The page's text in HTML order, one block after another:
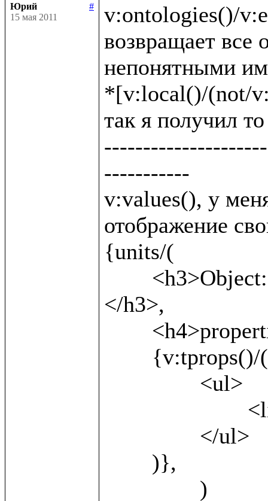
Юрий
#
15 мая 2011
v:ontologies()/
возвращает все
непонятными
*[v:local()/(not/
так я получил
-----------
v:values(), у
отображение
{units/(
</h3>,